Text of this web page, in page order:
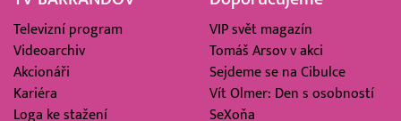
Televizní program
Videoarchiv
Akcionáři
Kariéra
Loga ke stažení
VIP svět magazín
Tomáš Arsov v akci
Sejdeme se na Cibulce
Vít Olmer: Den s osobností
SeXoňa